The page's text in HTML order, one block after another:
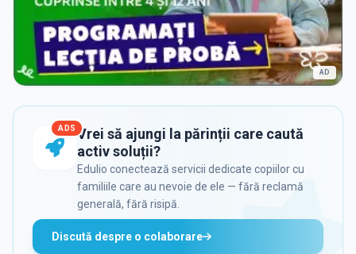
AD
ADS Vrei să ajungi la părinții care caută
activ soluții?
Edulio conectează servicii dedicate copiilor cu
familiile care au nevoie de ele — fără reclamă
generală, fără risipă.
Discută despre o colaborare